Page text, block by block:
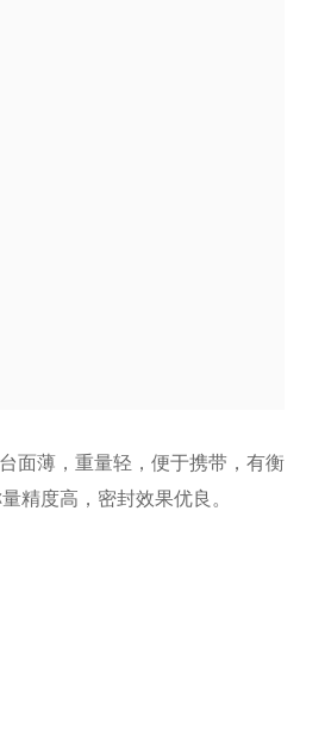
面薄，重量轻，便于携带，有衡
精度高，密封效果优良。